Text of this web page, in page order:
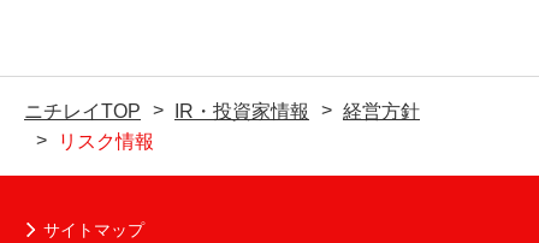
ニチレイTOP IR・投資家情報
経営方針
リスク情報
サイトマップ